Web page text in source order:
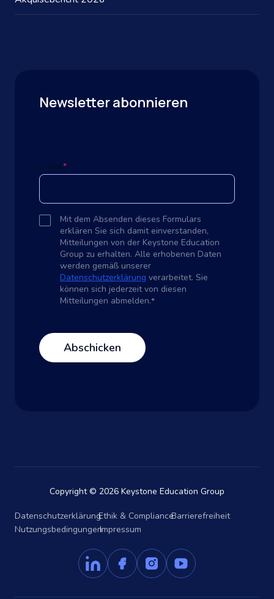
Newsletter abonnieren
E-Mail*
Mit dem Absenden dieses Formulars
erklären Sie sich damit einverstanden,
Mitteilungen von der Keystone Education
Group zu erhalten. Alle erhobenen Daten
werden gemäß unserer
Datenschutzerklärung verarbeitet. Sie
können sich jederzeit von diesen
Mitteilungen abmelden.*
Copyright © 2026 Keystone Education Group
DatenschutzerklärungEthik & ComplianceBarrierefreiheit
NutzungsbedingungenImpressum